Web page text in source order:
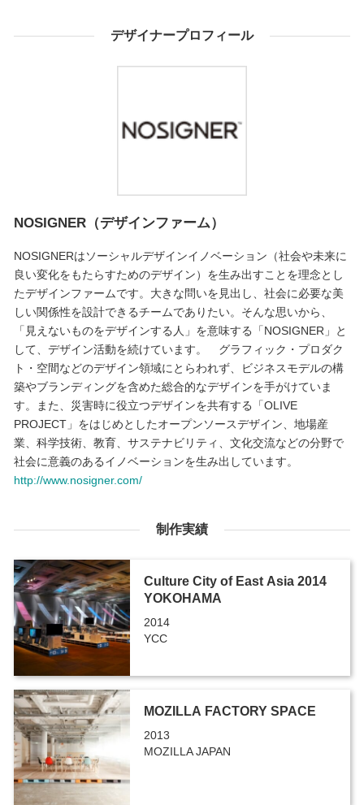
デザイナープロフィール
NOSIGNER（デザインファーム）
NOSIGNERはソーシャルデザインイノベーション（社会や未来に
良い変化をもたらすためのデザイン）を生み出すことを理念とし
たデザインファームです。大きな問いを見出し、社会に必要な美
しい関係性を設計できるチームでありたい。そんな思いから、
「見えないものをデザインする人」を意味する「NOSIGNER」と
して、デザイン活動を続けています。 グラフィック・プロダク
ト・空間などのデザイン領域にとらわれず、ビジネスモデルの構
築やブランディングを含めた総合的なデザインを手がけていま
す。また、災害時に役立つデザインを共有する「OLIVE
PROJECT」をはじめとしたオープンソースデザイン、地場産
業、科学技術、教育、サステナビリティ、文化交流などの分野で
社会に意義のあるイノベーションを生み出しています。
http://www.nosigner.com/
制作実績
Culture City of East Asia 2014
YOKOHAMA
2014
YCC
MOZILLA FACTORY SPACE
2013
MOZILLA JAPAN